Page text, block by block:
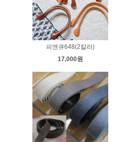
피앤큐648(2칼라)
17,000원